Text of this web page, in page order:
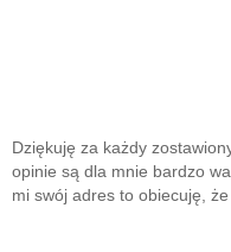
Dziękuję za każdy
opinie są dla mnie bardzo
mi swój adres to obiecuję,